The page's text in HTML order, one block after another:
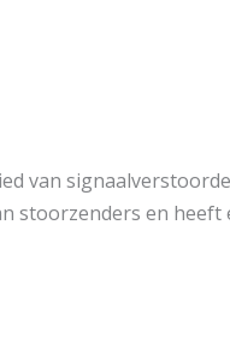
van
stoorzenders en